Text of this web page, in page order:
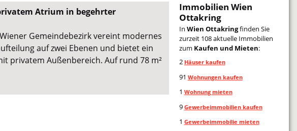
Atrium in begehrter
Gemeindebezirk vereint modernes
auf zwei Ebenen und bietet ein
privatem Außenbereich. Auf rund 78 m²
Immobilien Wien
Ottakring
In Wien Ottakringfinden Sie
zurzeit 108 aktuelle Immobilien
zum Kaufen und Mieten:
2 Häuser kaufen
91 Wohnungen kaufen
1 Wohnung mieten
9 Gewerbeimmobilien kaufen
1 Gewerbeimmobilie mieten